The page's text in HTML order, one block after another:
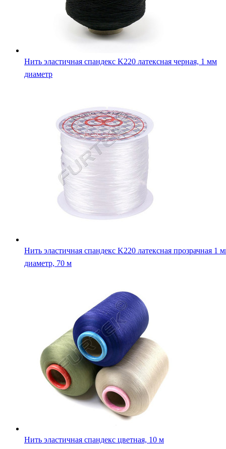
Нить эластичная спандекс K220 латексная черная, 1 мм
диаметр
Нить эластичная спандекс K220 латексная прозрачная 1
диаметр, 70 м
Нить эластичная спандекс цветная, 10 м